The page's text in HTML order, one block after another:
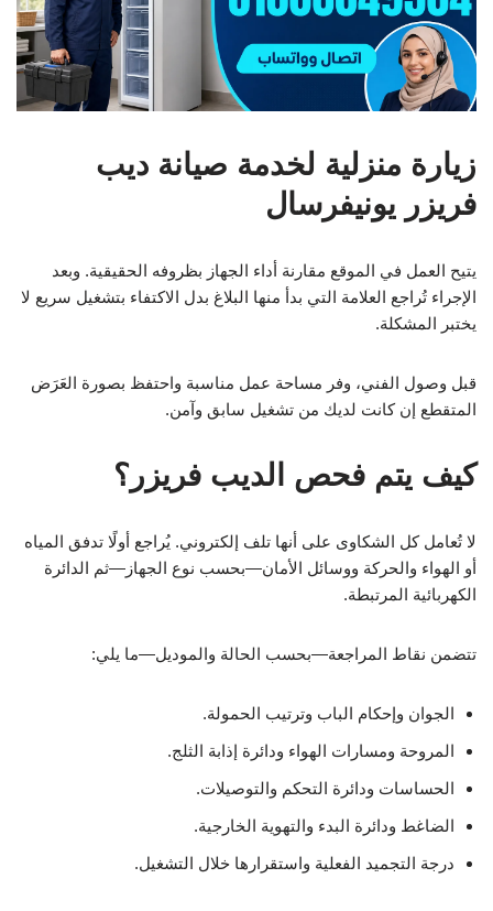
زيارة منزلية لخدمة صيانة ديب
فريزر يونيفرسال
يتيح العمل في الموقع مقارنة أداء الجهاز بظروفه الحقيقية. وبعد
الإجراء تُراجع العلامة التي بدأ منها البلاغ بدل الاكتفاء بتشغيل سريع لا
يختبر المشكلة.
قبل وصول الفني، وفر مساحة عمل مناسبة واحتفظ بصورة العَرَض
المتقطع إن كانت لديك من تشغيل سابق وآمن.
كيف يتم فحص الديب فريزر؟
لا تُعامل كل الشكاوى على أنها تلف إلكتروني. يُراجع أولًا تدفق المياه
أو الهواء والحركة ووسائل الأمان—بحسب نوع الجهاز—ثم الدائرة
الكهربائية المرتبطة.
تتضمن نقاط المراجعة—بحسب الحالة والموديل—ما يلي:
الجوان وإحكام الباب وترتيب الحمولة.
المروحة ومسارات الهواء ودائرة إذابة الثلج.
الحساسات ودائرة التحكم والتوصيلات.
الضاغط ودائرة البدء والتهوية الخارجية.
درجة التجميد الفعلية واستقرارها خلال التشغيل.